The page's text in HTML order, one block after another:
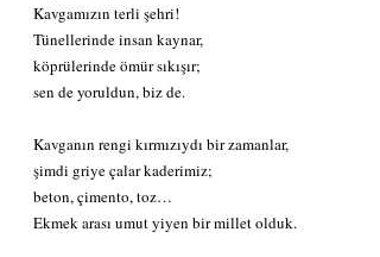
Kavgamızın terli şehri!
Tünellerinde insan kaynar,
köprülerinde ömür sıkışır;
sen de yoruldun, biz de.
Kavganın rengi kırmızıydı bir zamanlar,
şimdi griye çalar kaderimiz;
beton, çimento, toz…
Ekmek arası umut yiyen bir millet olduk.